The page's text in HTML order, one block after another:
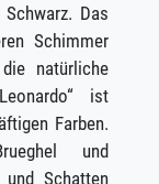
Das
Schimmer
natürliche
ist
Farben.
und
Schatten